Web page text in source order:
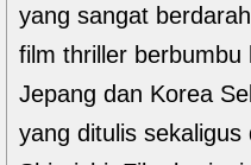
yang sangat
film thriller
Jepang dan Korea
yang ditulis sekaligus